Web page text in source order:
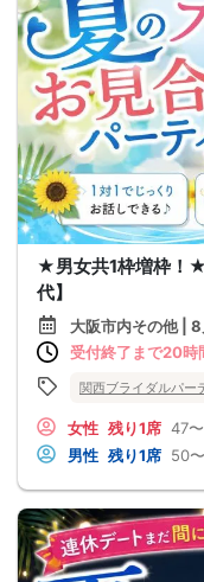
★男女共1枠増枠！
代】
大阪市内その他 |
受付終了まで20時
関西ブライダルパー
女性 残り1席 47
男性 残り1席 50